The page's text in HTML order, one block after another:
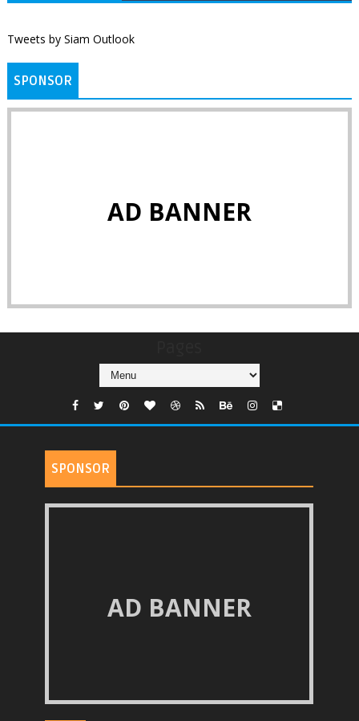
Tweets by Siam Outlook
SPONSOR
AD BANNER
SPONSOR
AD BANNER